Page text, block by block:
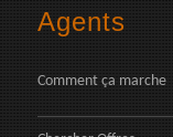
Agents
Comment ça marche